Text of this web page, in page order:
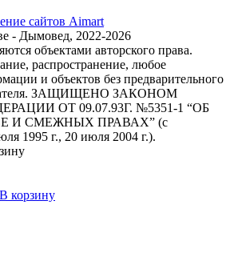
сайтов Aimart
- Дымовед, 2022-2026
объектами авторского права.
распространение, любое
и объектов без предварительного
ЗАЩИЩЕНО ЗАКОНОМ
ОТ 09.07.93Г. №5351-1 “ОБ
И СМЕЖНЫХ ПРАВАХ” (с
1995 г., 20 июля 2004 г.).
В корзину